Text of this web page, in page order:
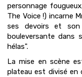
personnage
The Voice !) incarne
ses devoirs et
bouleversante dans
hélas".
La mise en scène
plateau est divisé en